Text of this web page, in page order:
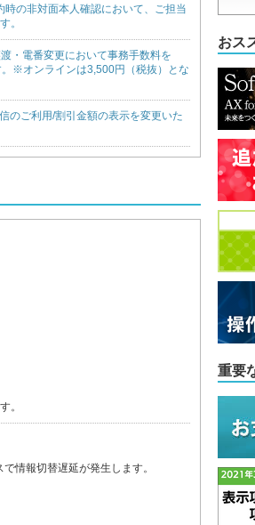
の非対面本人確認において、ご担当
。
・電番変更において事務手数料を
※オンラインは3,500円（税抜）とな
のご利用/割引金額の表示を変更いた
。
情報切替遅延が発生します。
おス
重要